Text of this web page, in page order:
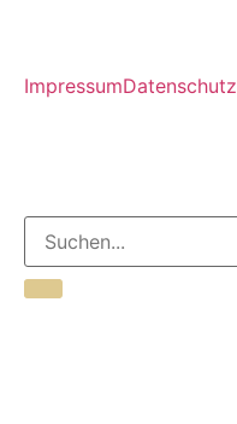
ImpressumDatenschutz